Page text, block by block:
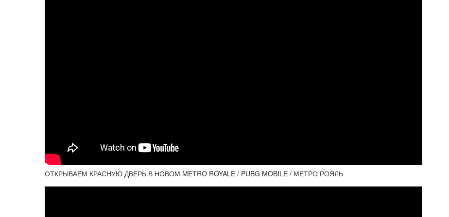
ОТКРЫВАЕМ КРАСНУЮ ДВЕРЬ В НОВОМ METRO ROYALE / PUBG MOBILE / МЕТРО РОЯЛЬ